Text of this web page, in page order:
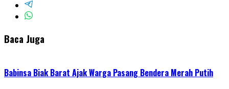
Baca Juga
Babinsa Biak Barat Ajak Warga Pasang Bendera Merah Putih